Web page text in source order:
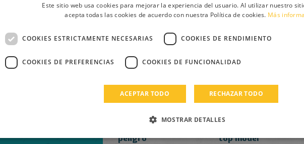
peligro
top model
Este sitio web usa cookies para mejorar la experiencia del usuario. Al utilizar nuestro
acepta todas las cookies de acuerdo con nuestra Política de cookies. Más
COOKIES ESTRICTAMENTE NECESARIAS COOKIES DE RENDIMIENTO
COOKIES DE PREFERENCIAS COOKIES DE FUNCIONALIDAD
ACEPTAR TODO RECHAZAR TODO
MOSTRAR DETALLES